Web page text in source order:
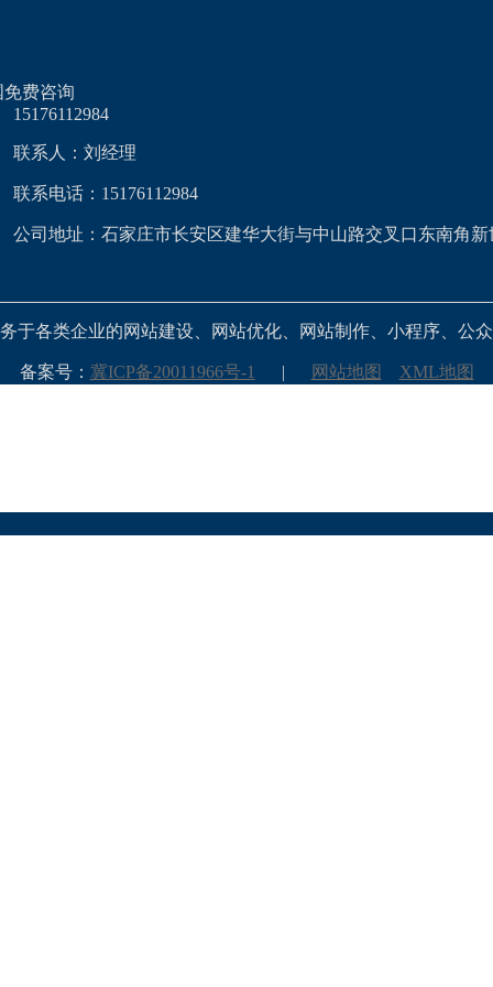
免费咨询
15176112984
联系人：刘经理
联系电话：15176112984
公司地址：石家庄市长安区建华大街与中山路交叉口东南角
于各类企业的网站建设、网站优化、网站制作、小程序、公
备案号： 冀ICP备20011966号-1 | 网站地图 XML地图